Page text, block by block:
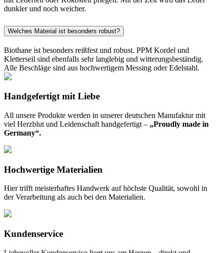
dunkler und noch weicher.
Welches Material ist besonders robust?
Biothane ist besonders reißfest und robust. PPM Kordel und
Kletterseil sind ebenfalls sehr langlebig und witterungsbeständig.
Alle Beschläge sind aus hochwertigem Messing oder Edelstahl.
Handgefertigt mit Liebe
All unsere Produkte werden in unserer deutschen Manufaktur mit
viel Herzblut und Leidenschaft handgefertigt – „Proudly made in
Germany“.
Hochwertige Materialien
Hier trifft meisterhaftes Handwerk auf höchste Qualität, sowohl in
der Verarbeitung als auch bei den Materialien.
Kundenservice